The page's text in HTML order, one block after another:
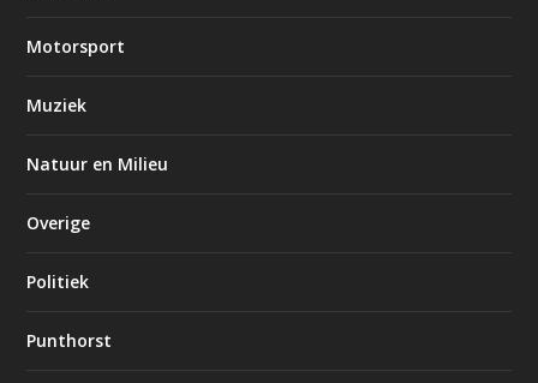
Motorsport
Muziek
Natuur en Milieu
Overige
Politiek
Punthorst